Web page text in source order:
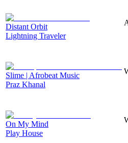
Distant Orbit
Lightning Traveler
Slime | Afrobeat Music
Praz Khanal
On My Mind
Play House